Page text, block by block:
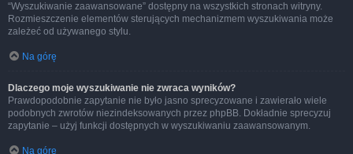
“Wyszukiwanie zaawansowane” dostępny na wszystkich stronach witryny.
Rozmieszczenie elementów sterujących mechanizmem wyszukiwania może
zależeć od używanego stylu.
Na górę
Dlaczego moje wyszukiwanie nie zwraca wyników?
Prawdopodobnie zapytanie nie było jasno sprecyzowane i zawierało wiele
podobnych zwrotów niezindeksowanych przez phpBB. Dokładnie sprecyzuj
zapytanie – użyj funkcji dostępnych w wyszukiwaniu zaawansowanym.
Na górę